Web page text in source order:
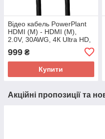
Відео кабель PowerPlant
HDMI (M) - HDMI (M),
2.0V, 30AWG, 4К Ultra HD,
999 ₴
Купити
Акційні пропозиції та